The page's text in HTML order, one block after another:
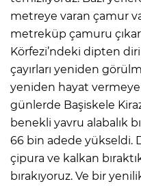
metreye varan çamur
metreküp çamuru
Körfezi’ndeki dipten
çayırları yeniden
yeniden hayat vermeye
günlerde Başiskele
benekli yavru alabalık
66 bin adede yükseldi.
çipura ve kalkan
bırakıyoruz. Ve bir